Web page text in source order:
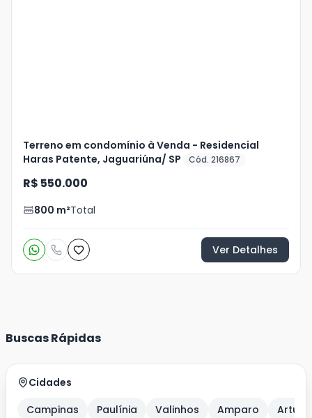
Terreno em condomínio à Venda - Residencial
Haras Patente, Jaguariúna/ SP
Cód. 216867
R$ 550.000
800 m²Total
Ver Detalhes
Buscas Rápidas
Cidades
Campinas
Paulínia Valinhos Amparo Artur